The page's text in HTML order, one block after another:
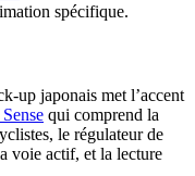
spécifique.
up japonais met l’accent
qui comprend la
le régulateur de
voie actif, et la lecture